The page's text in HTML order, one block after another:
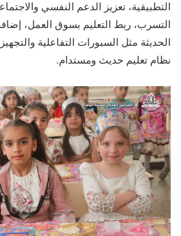
التطبيقية، تعزيز الدعم النفسي
التسرب، ربط التعليم بسوق العمل،
الحديثة مثل السبورات التفاعلية
نظام تعليم حديث ومستدام.